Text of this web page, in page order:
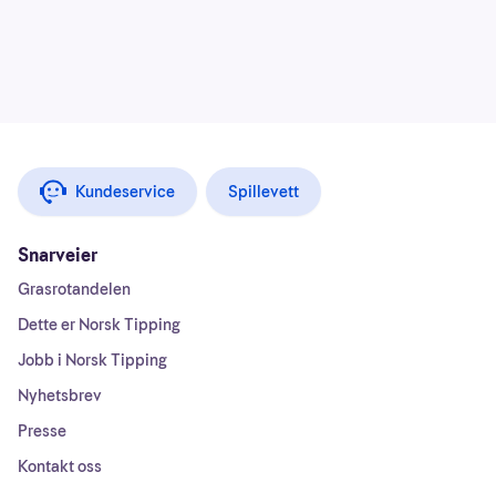
Kundeservice Spillevett
Snarveier
Grasrotandelen
Dette er Norsk Tipping
Jobb i Norsk Tipping
Nyhetsbrev
Presse
Kontakt oss